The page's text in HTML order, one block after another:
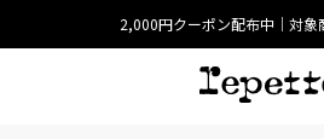
2,000円クーポン配布中｜対象